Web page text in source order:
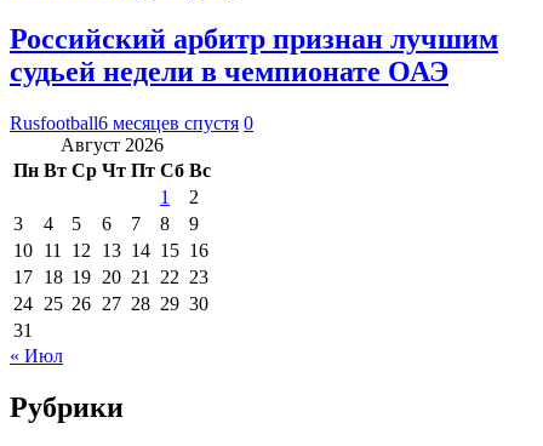
Российский арбитр признан лучшим
судьей недели в чемпионате ОАЭ
Rusfootball6 месяцев спустя 0
Август 2026
Пн Вт Ср Чт Пт Сб Вс
1
2
3
4 5 6 7 8
9
10 11 12 13 14 15 16
17 18 19 20 21 22 23
24 25 26 27 28 29 30
31
« Июл
Рубрики